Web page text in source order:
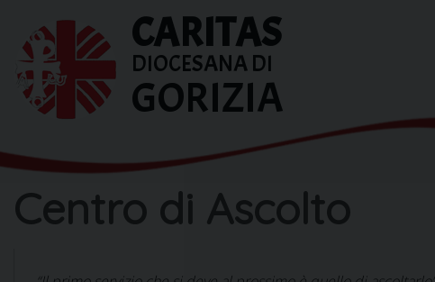
content
CARITAS
DIOCESANA DI
GORIZIA
Centro di Ascolto